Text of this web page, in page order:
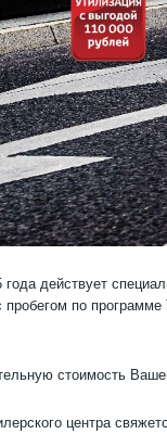
действует
по
стоимость
центра